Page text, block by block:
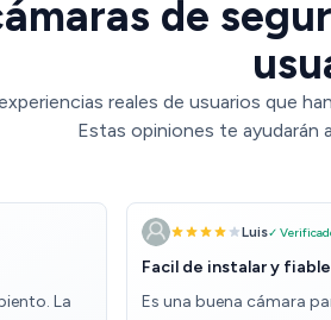
de
reales de usuarios que
Estas opiniones te ayudarán
La
Luis✓
Facil de instalar y
Es una buena cámara